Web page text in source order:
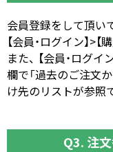
会員登録をして頂い
【会員・ログイン】>
また、 【会員・ログ
欄で「過去のご注文
け先のリストが参照
Q3. 注